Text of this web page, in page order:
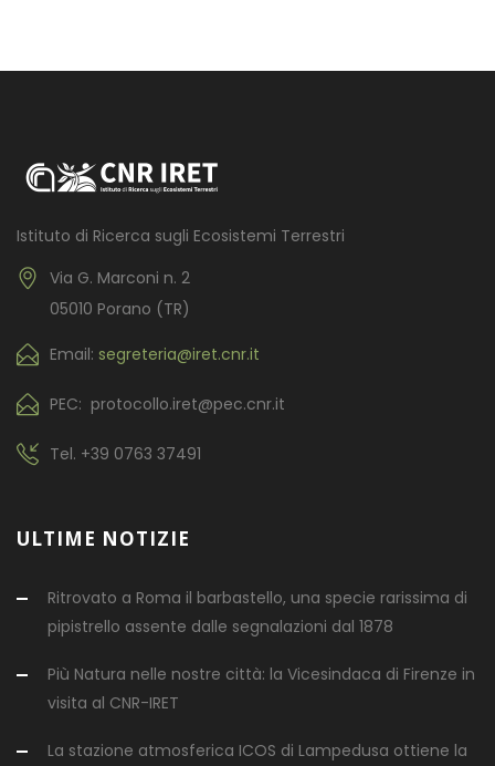
Istituto di Ricerca sugli Ecosistemi Terrestri
Via G. Marconi n. 2
05010 Porano (TR)
Email: segreteria@iret.cnr.it
PEC: protocollo.iret@pec.cnr.it
Tel. +39 0763 37491
ULTIME NOTIZIE
Ritrovato a Roma il barbastello, una specie rarissima di
pipistrello assente dalle segnalazioni dal 1878
Più Natura nelle nostre città: la Vicesindaca di Firenze in
visita al CNR-IRET
La stazione atmosferica ICOS di Lampedusa ottiene la